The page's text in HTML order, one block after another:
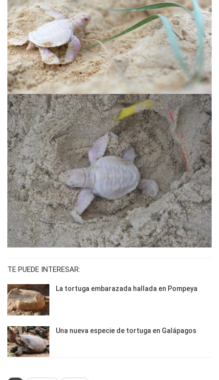
TE PUEDE INTERESAR:
La tortuga embarazada hallada en Pompeya
Una nueva especie de tortuga en Galápagos